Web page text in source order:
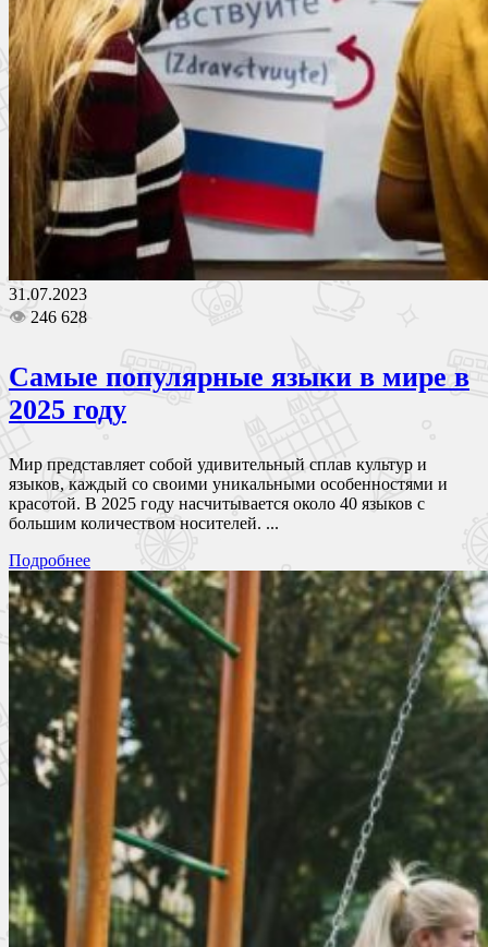
31.07.2023
👁 246 628
Самые популярные языки в мире в
2025 году
Мир представляет собой удивительный сплав культур и
языков, каждый со своими уникальными особенностями и
красотой. В 2025 году насчитывается около 40 языков с
большим количеством носителей. ...
Подробнее